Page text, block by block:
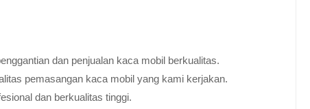
dan penjualan kaca mobil berkualitas.
pemasangan kaca mobil yang kami kerjakan.
dan berkualitas tinggi.